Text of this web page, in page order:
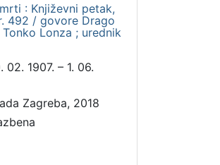
: Književni petak,
492 / govore Drago
Lonza ; urednik
1907. – 1. 06.
Zagreba, 2018